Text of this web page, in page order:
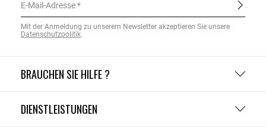
BRAUCHEN SIE HILFE ?
DIENSTLEISTUNGEN
E-Mail-Adresse
Mit der Anmeldung zu unserem Newsletter akzeptieren Sie unsere
Datenschutzpolitik.